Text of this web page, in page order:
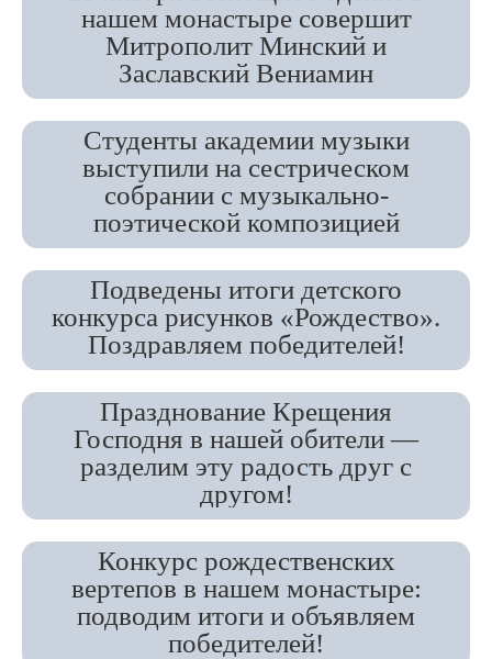
нашем монастыре совершит
Митрополит Минский и
Заславский Вениамин
Студенты академии музыки
выступили на сестрическом
собрании с музыкально-
поэтической композицией
Подведены итоги детского
конкурса рисунков «Рождество».
Поздравляем победителей!
Празднование Крещения
Господня в нашей обители —
разделим эту радость друг с
другом!
Конкурс рождественских
вертепов в нашем монастыре:
подводим итоги и объявляем
победителей!